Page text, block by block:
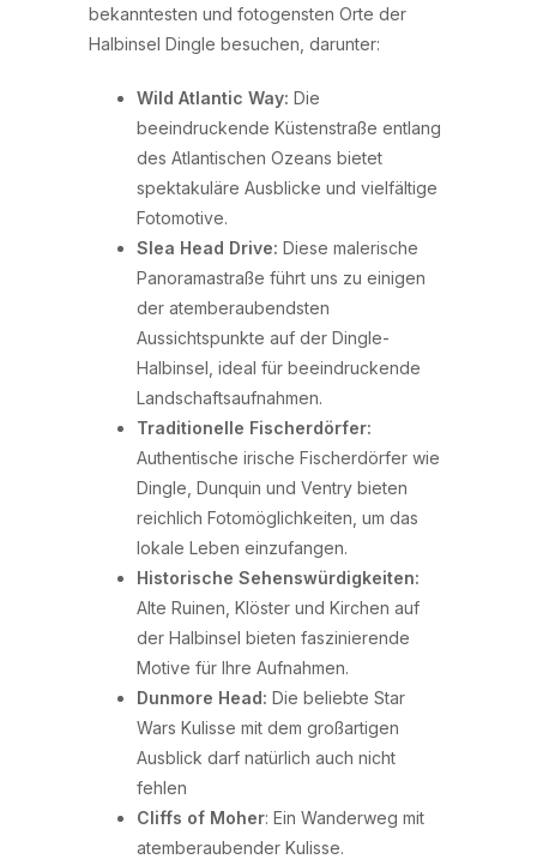
bekanntesten und fotogensten Orte der
Halbinsel Dingle besuchen, darunter:
Wild Atlantic Way: Die
beeindruckende Küstenstraße entlang
des Atlantischen Ozeans bietet
spektakuläre Ausblicke und vielfältige
Fotomotive.
Slea Head Drive: Diese malerische
Panoramastraße führt uns zu einigen
der atemberaubendsten
Aussichtspunkte auf der Dingle-
Halbinsel, ideal für beeindruckende
Landschaftsaufnahmen.
Traditionelle Fischerdörfer:
Authentische irische Fischerdörfer wie
Dingle, Dunquin und Ventry bieten
reichlich Fotomöglichkeiten, um das
lokale Leben einzufangen.
Historische Sehenswürdigkeiten:
Alte Ruinen, Klöster und Kirchen auf
der Halbinsel bieten faszinierende
Motive für Ihre Aufnahmen.
Dunmore Head: Die beliebte Star
Wars Kulisse mit dem großartigen
Ausblick darf natürlich auch nicht
fehlen
Cliffs of Moher: Ein Wanderweg mit
atemberaubender Kulisse.